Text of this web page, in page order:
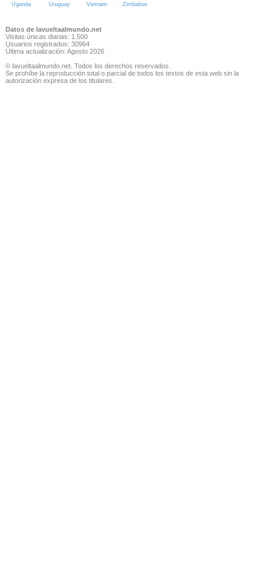
Uganda Uruguay Vietnam Zimbabue
Datos de lavueltaalmundo.net
Visitas únicas diarias: 1.500
Usuarios registrados: 30964
Última actualización: Agosto 2026
© lavueltaalmundo.net. Todos los derechos reservados.
Se prohíbe la reproducción total o parcial de todos los textos de esta web sin la
autorización expresa de los titulares.